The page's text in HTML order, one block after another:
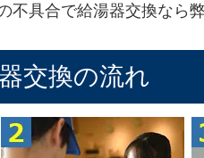
不具合で給湯器交換なら
交換の流れ